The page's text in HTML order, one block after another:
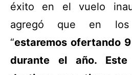
éxito en el vuelo
agregó que en los
“estaremos ofertando
durante el año.